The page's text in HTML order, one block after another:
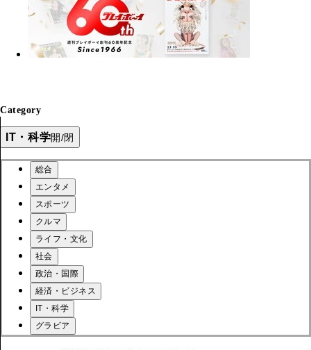
Category
IT・科学開/閉
総合
エンタメ
スポーツ
クルマ
ライフ・文化
社会
政治・国際
経済・ビジネス
IT・科学
グラビア